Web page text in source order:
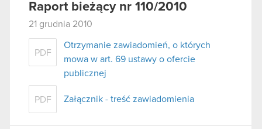
Raport bieżący nr 110/2010
21 grudnia 2010
PDF
Otrzymanie zawiadomień, o których
mowa w art. 69 ustawy o ofercie
publicznej
PDF Załącznik - treść zawiadomienia